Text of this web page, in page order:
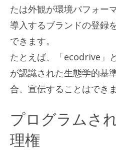
たは外観が環境パフォー
導入するブランドの登録
できます。
たとえば、「ecodrive」
が認識された生態学的基
合、宣伝することはできま
プログラムさ
理権